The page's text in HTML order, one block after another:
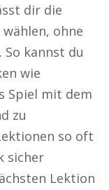
dir die
ohne
kannst du
wie
Spiel mit dem
zu
so oft
sicher
Lektion